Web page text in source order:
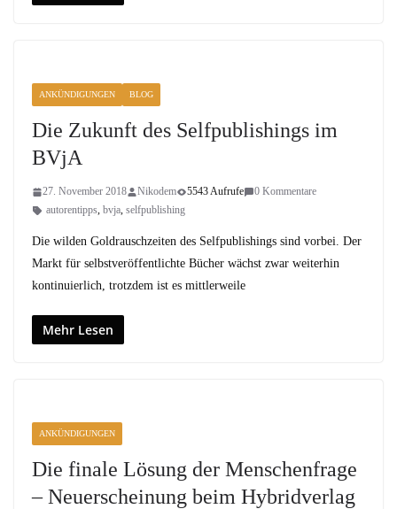
ANKÜNDIGUNGEN BLOG
Die Zukunft des Selfpublishings im
BVjA
27. November 2018 Nikodem 5543 Aufrufe
0 Kommentare
autorentipps, bvja, selfpublishing
Die wilden Goldrauschzeiten des Selfpublishings sind vorbei. Der
Markt für selbstveröffentlichte Bücher wächst zwar weiterhin
kontinuierlich, trotzdem ist es mittlerweile
Mehr Lesen
ANKÜNDIGUNGEN
Die finale Lösung der Menschenfrage
– Neuerscheinung beim Hybridverlag